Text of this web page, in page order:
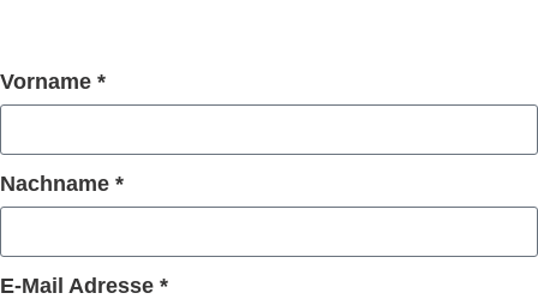
Vorname *
Nachname *
E-Mail Adresse *